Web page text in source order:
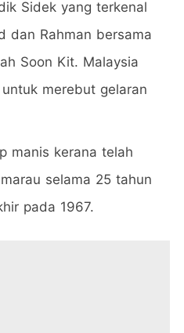
Sidek yang terkenal
dan Rahman bersama
Soon Kit. Malaysia
merebut gelaran
manis kerana telah
selama 25 tahun
pada 1967.